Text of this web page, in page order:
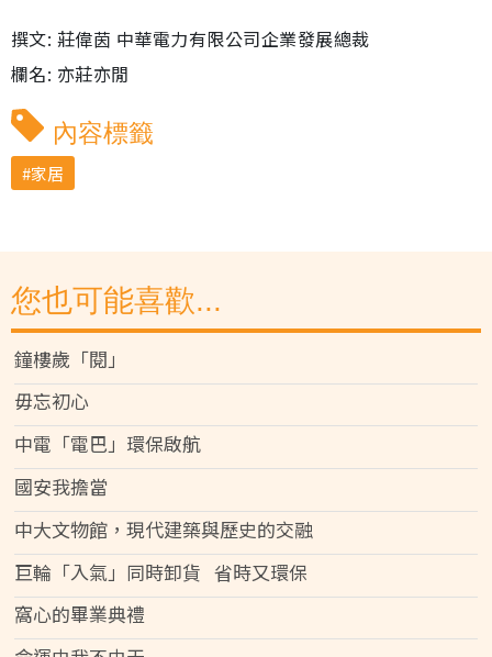
撰文: 莊偉茵 中華電力有限公司企業發展總裁
欄名: 亦莊亦閒
內容標籤
家居
您也可能喜歡...
鐘樓歲「閱」
毋忘初心
中電「電巴」環保啟航
國安我擔當
中大文物館，現代建築與歷史的交融
巨輪「入氣」同時卸貨 省時又環保
窩心的畢業典禮